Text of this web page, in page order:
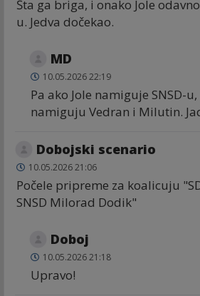
Šta ga briga, i onako Jole
u. Jedva dočekao.
MD
10.05.2026 22:19
Pa ako Jole namiguje SNSD-
namiguju Vedran i Milutin.
Dobojski scenario
10.05.2026 21:06
Počele pripreme za koalicuju
SNSD Milorad Dodik"
Doboj
10.05.2026 21:18
Upravo!